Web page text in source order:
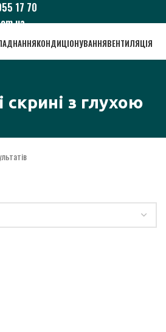
17 70
КОНДИЦІОНУВАННЯВЕНТИЛЯЦІЯ
скрині з глухою